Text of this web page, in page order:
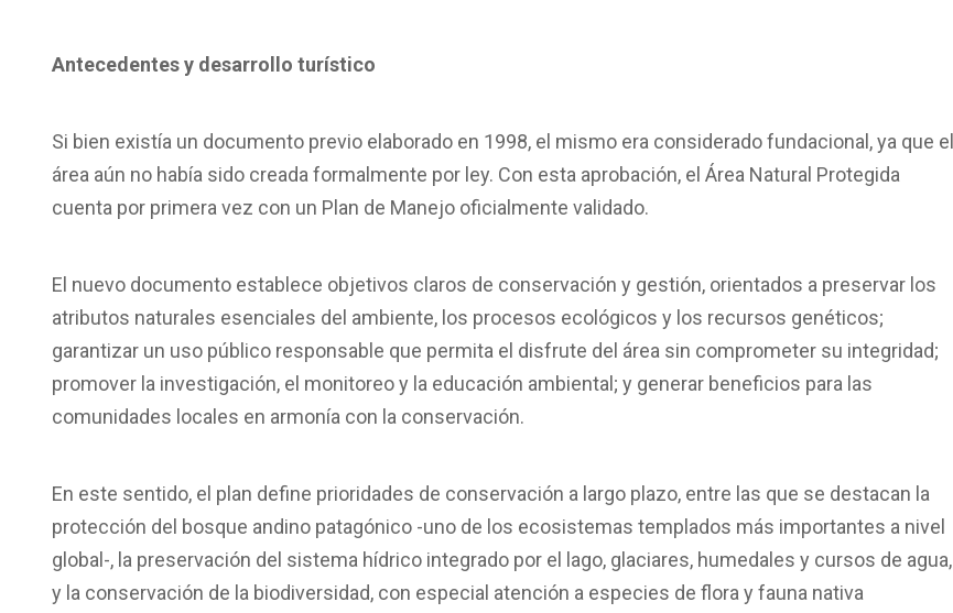
Antecedentes y desarrollo turístico
Si bien existía un documento previo elaborado en 1998, el mismo era considerado fundacional, ya que el
área aún no había sido creada formalmente por ley. Con esta aprobación, el Área Natural Protegida
cuenta por primera vez con un Plan de Manejo oficialmente validado.
El nuevo documento establece objetivos claros de conservación y gestión, orientados a preservar los
atributos naturales esenciales del ambiente, los procesos ecológicos y los recursos genéticos;
garantizar un uso público responsable que permita el disfrute del área sin comprometer su integridad;
promover la investigación, el monitoreo y la educación ambiental; y generar beneficios para las
comunidades locales en armonía con la conservación.
En este sentido, el plan define prioridades de conservación a largo plazo, entre las que se destacan la
protección del bosque andino patagónico -uno de los ecosistemas templados más importantes a nivel
global-, la preservación del sistema hídrico integrado por el lago, glaciares, humedales y cursos de agua,
y la conservación de la biodiversidad, con especial atención a especies de flora y fauna nativa